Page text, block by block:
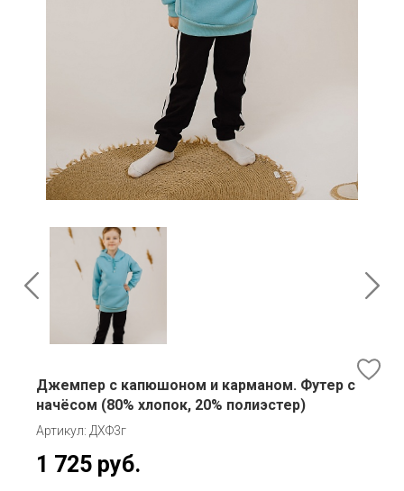
Джемпер с капюшоном и карманом. Футер с
начёсом (80% хлопок, 20% полиэстер)
Артикул: ДХФ3г
1 725 руб.